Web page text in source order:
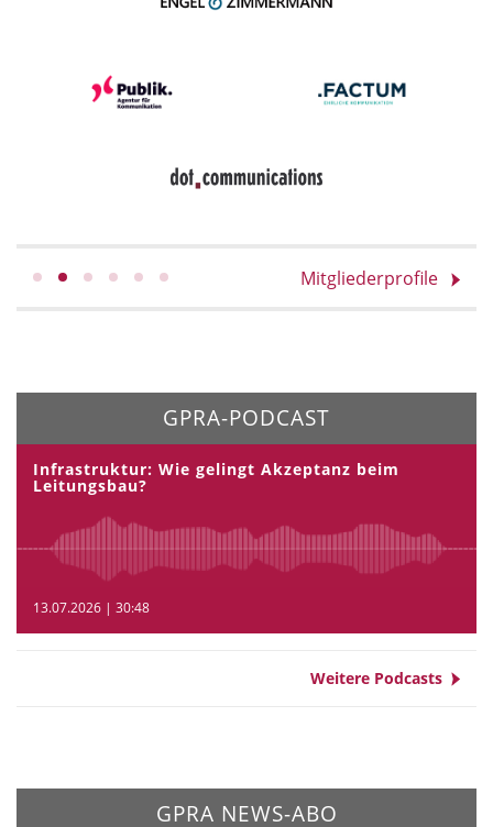
Mitgliederprofile
GPRA-PODCAST
Infrastruktur: Wie gelingt Akzeptanz beim
Leitungsbau?
13.07.2026 | 30:48
Weitere Podcasts
GPRA NEWS-ABO